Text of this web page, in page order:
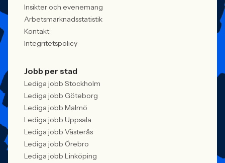
Insikter och evenemang
Arbetsmarknadsstatistik
Kontakt
Integritetspolicy
Jobb per stad
Lediga jobb Stockholm
Lediga jobb Göteborg
Lediga jobb Malmö
Lediga jobb Uppsala
Lediga jobb Västerås
Lediga jobb Örebro
Lediga jobb Linköping